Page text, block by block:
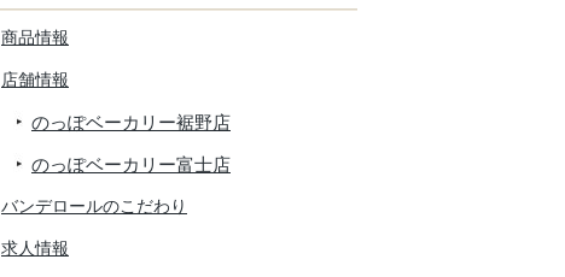
商品情報
店舗情報
のっぽベーカリー裾野店
のっぽベーカリー富士店
バンデロールのこだわり
求人情報